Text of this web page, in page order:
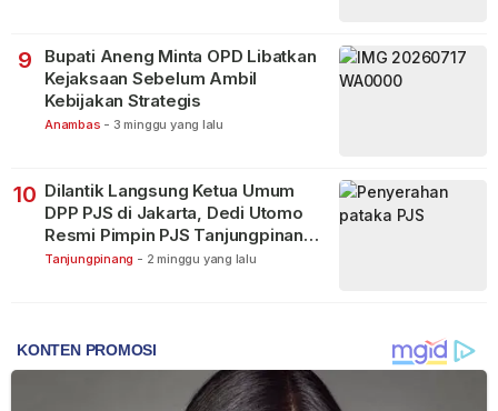
9
Bupati Aneng Minta OPD Libatkan
Kejaksaan Sebelum Ambil
Kebijakan Strategis
Anambas - 3 minggu yang lalu
10 Dilantik Langsung Ketua Umum
DPP PJS di Jakarta, Dedi Utomo
Resmi Pimpin PJS Tanjungpinang-
Bintan
Tanjungpinang - 2 minggu yang lalu